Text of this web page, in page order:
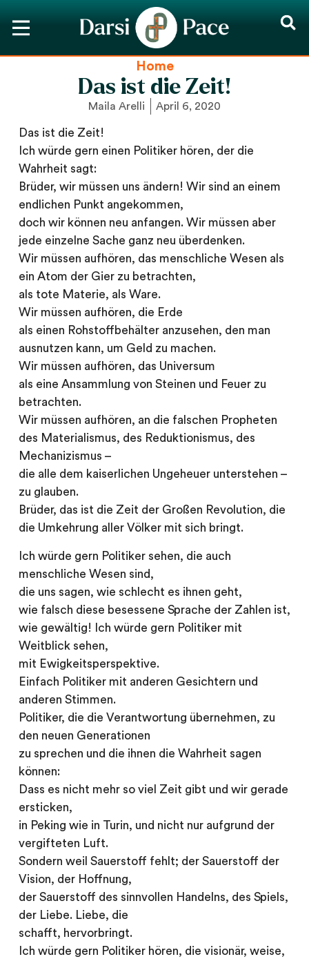
Home
Das ist die Zeit!
Maila Arelli April 6, 2020
Das ist die Zeit!
Ich würde gern einen Politiker hören, der die
Wahrheit sagt:
Brüder, wir müssen uns ändern! Wir sind an einem
endlichen Punkt angekommen,
doch wir können neu anfangen. Wir müssen aber
jede einzelne Sache ganz neu überdenken.
Wir müssen aufhören, das menschliche Wesen als
ein Atom der Gier zu betrachten,
als tote Materie, als Ware.
Wir müssen aufhören, die Erde
als einen Rohstoffbehälter anzusehen, den man
ausnutzen kann, um Geld zu machen.
Wir müssen aufhören, das Universum
als eine Ansammlung von Steinen und Feuer zu
betrachten.
Wir müssen aufhören, an die falschen Propheten
des Materialismus, des Reduktionismus, des
Mechanizismus –
die alle dem kaiserlichen Ungeheuer unterstehen –
zu glauben.
Brüder, das ist die Zeit der Großen Revolution, die
die Umkehrung aller Völker mit sich bringt.
Ich würde gern Politiker sehen, die auch
menschliche Wesen sind,
die uns sagen, wie schlecht es ihnen geht,
wie falsch diese besessene Sprache der Zahlen ist,
wie gewältig! Ich würde gern Politiker mit
Weitblick sehen,
mit Ewigkeitsperspektive.
Einfach Politiker mit anderen Gesichtern und
anderen Stimmen.
Politiker, die die Verantwortung übernehmen, zu
den neuen Generationen
zu sprechen und die ihnen die Wahrheit sagen
können:
Dass es nicht mehr so viel Zeit gibt und wir gerade
ersticken,
in Peking wie in Turin, und nicht nur aufgrund der
vergifteten Luft.
Sondern weil Sauerstoff fehlt; der Sauerstoff der
Vision, der Hoffnung,
der Sauerstoff des sinnvollen Handelns, des Spiels,
der Liebe. Liebe, die
schafft, hervorbringt.
Ich würde gern Politiker hören, die visionär, weise,